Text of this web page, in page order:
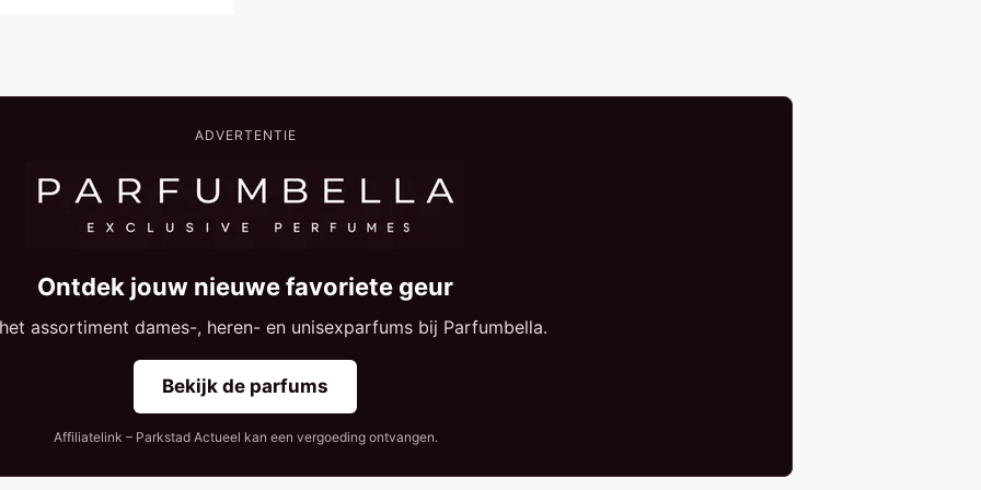
ADVERTENTIE
Ontdek jouw nieuwe favoriete geur
assortiment dames-, heren- en unisexparfums bij Parfumbella.
Bekijk de parfums
Affiliatelink – Parkstad Actueel kan een vergoeding ontvangen.